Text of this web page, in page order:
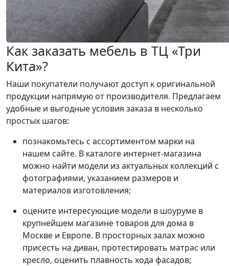
Как заказать мебель в ТЦ «Три
Кита»?
Наши покупатели получают доступ к оригинальной
продукции напрямую от производителя. Предлагаем
удобные и выгодные условия заказа в несколько
простых шагов:
познакомьтесь с ассортиментом марки на
нашем сайте. В каталоге интернет-магазина
можно найти модели из актуальных коллекций с
фотографиями, указанием размеров и
материалов изготовления;
оцените интересующие модели в шоуруме в
крупнейшем магазине товаров для дома в
Москве и Европе. В просторных залах можно
присесть на диван, протестировать матрас или
кресло, оценить плавность хода фасадов;